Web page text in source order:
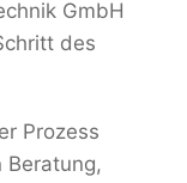
GmbH
des
Prozess
Beratung,